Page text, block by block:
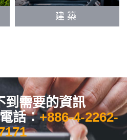
建築
到需要的資訊
話：+886-4-2262-